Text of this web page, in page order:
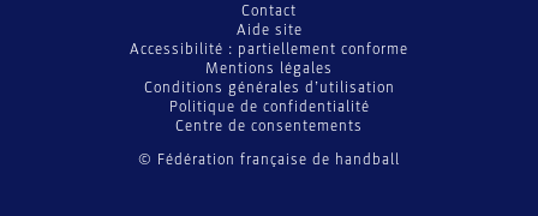
© Fédération française de handball
Contact
Aide site
Accessibilité : partiellement conforme
Mentions légales
Conditions générales d’utilisation
Politique de confidentialité
Centre de consentements